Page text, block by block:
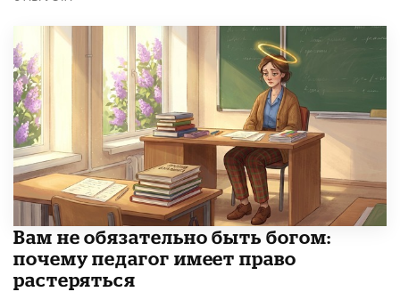
​Вам не обязательно быть богом:
почему педагог имеет право
растеряться